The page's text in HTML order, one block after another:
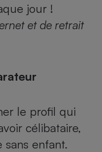
jour !
et de retrait
le profil qui
célibataire,
enfant.